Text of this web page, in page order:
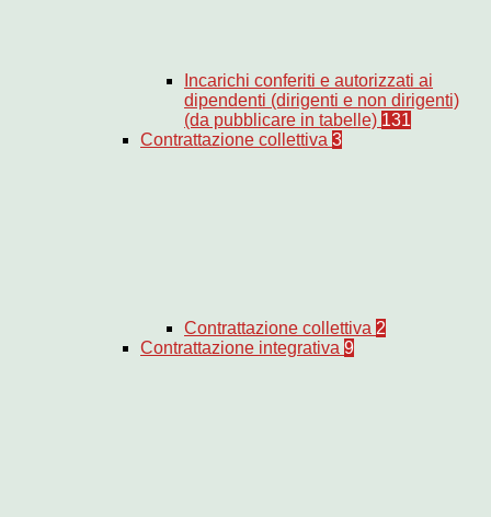
Incarichi conferiti e autorizzati ai
dipendenti (dirigenti e non dirigenti)
(da pubblicare in tabelle) 131
Contrattazione collettiva 3
Contrattazione collettiva 2
Contrattazione integrativa 9